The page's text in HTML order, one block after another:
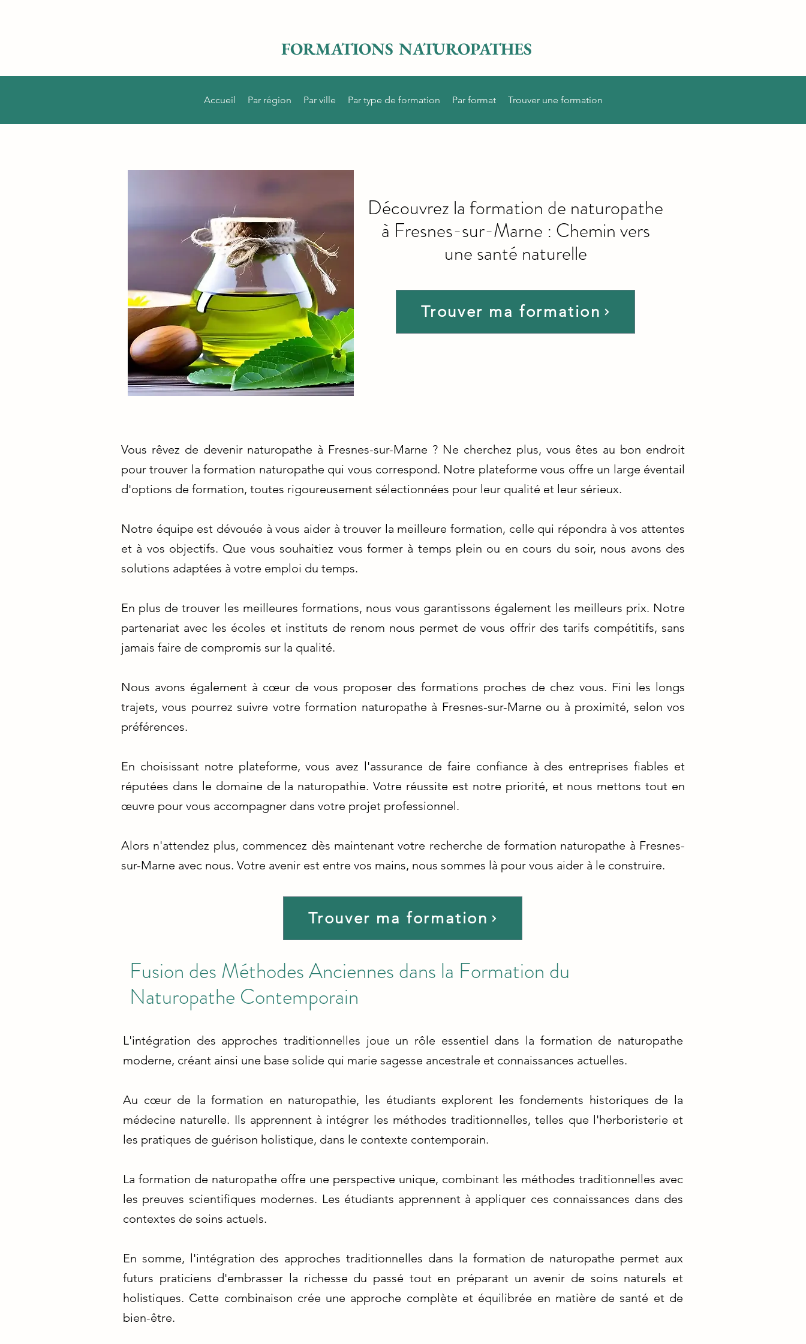
FORMATIONS NATUROPATHES
Accueil Par région Par ville Par type de formation Par format Trouver une formation
Trouver ma formation
Découvrez la formation de naturopathe
à Fresnes-sur-Marne : Chemin vers
une santé naturelle
Vous rêvez de devenir naturopathe à Fresnes-sur-Marne ? Ne cherchez plus, vous êtes au bon endroit
pour trouver la formation naturopathe qui vous correspond. Notre plateforme vous offre un large éventail
d'options de formation, toutes rigoureusement sélectionnées pour leur qualité et leur sérieux.
Notre équipe est dévouée à vous aider à trouver la meilleure formation, celle qui répondra à vos attentes
et à vos objectifs. Que vous souhaitiez vous former à temps plein ou en cours du soir, nous avons des
solutions adaptées à votre emploi du temps.
En plus de trouver les meilleures formations, nous vous garantissons également les meilleurs prix. Notre
partenariat avec les écoles et instituts de renom nous permet de vous offrir des tarifs compétitifs, sans
jamais faire de compromis sur la qualité.
Nous avons également à cœur de vous proposer des formations proches de chez vous. Fini les longs
trajets, vous pourrez suivre votre formation naturopathe à Fresnes-sur-Marne ou à proximité, selon vos
préférences.
En choisissant notre plateforme, vous avez l'assurance de faire confiance à des entreprises fiables et
réputées dans le domaine de la naturopathie. Votre réussite est notre priorité, et nous mettons tout en
œuvre pour vous accompagner dans votre projet professionnel.
Alors n'attendez plus, commencez dès maintenant votre recherche de formation naturopathe à Fresnes-
sur-Marne avec nous. Votre avenir est entre vos mains, nous sommes là pour vous aider à le construire.
Trouver ma formation
Fusion des Méthodes Anciennes dans la Formation du
Naturopathe Contemporain
L'intégration des approches traditionnelles joue un rôle essentiel dans la formation de naturopathe
moderne, créant ainsi une base solide qui marie sagesse ancestrale et connaissances actuelles.
Au cœur de la formation en naturopathie, les étudiants explorent les fondements historiques de la
médecine naturelle. Ils apprennent à intégrer les méthodes traditionnelles, telles que l'herboristerie et
les pratiques de guérison holistique, dans le contexte contemporain.
La formation de naturopathe offre une perspective unique, combinant les méthodes traditionnelles avec
les preuves scientifiques modernes. Les étudiants apprennent à appliquer ces connaissances dans des
contextes de soins actuels.
En somme, l'intégration des approches traditionnelles dans la formation de naturopathe permet aux
futurs praticiens d'embrasser la richesse du passé tout en préparant un avenir de soins naturels et
holistiques. Cette combinaison crée une approche complète et équilibrée en matière de santé et de
bien-être.